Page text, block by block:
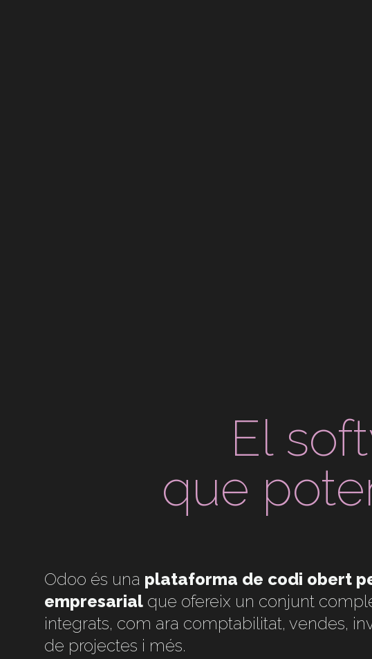
El
que
Odoo és una plataforma de codi obert
empresarial que ofereix un conjunt
integrats, com ara comptabilitat, vendes,
de projectes i més.